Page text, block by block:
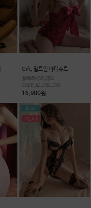
Gift, 밑트임 바디슈트
블랙화이트,레드
FREE,XL,2XL,3XL
16,900원